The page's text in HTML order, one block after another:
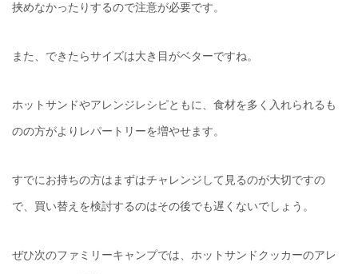
挟めなかったりするので注意が必要です。
また、できたらサイズは大き目がベターですね。
ホットサンドやアレンジレシピともに、食材を多く入れられるも
のの方がよりレパートリーを増やせます。
すでにお持ちの方はまずはチャレンジして見るのが大切ですの
で、買い替えを検討するのはその後でも遅くないでしょう。
ぜひ次のファミリーキャンプでは、ホットサンドクッカーのアレ